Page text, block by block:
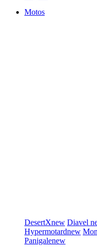
Motos
DesertXnew Diavel
Hypermotardnew
Panigalenew